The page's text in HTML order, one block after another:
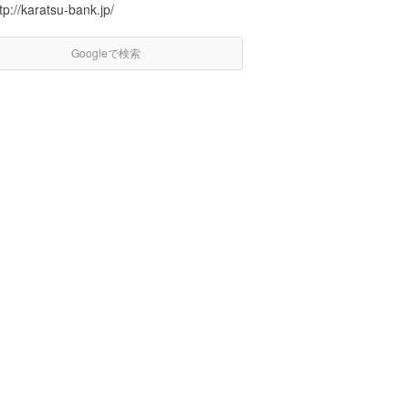
karatsu-bank.jp/
Googleで検索